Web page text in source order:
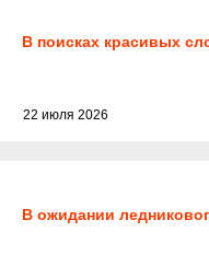
В поисках красивых
22 июля 2026
В ожидании